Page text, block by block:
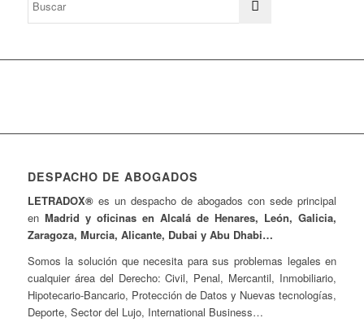
DESPACHO DE ABOGADOS
LETRADOX®es un despacho de abogados con sede principal
en Madrid y oficinas en Alcalá de Henares, León, Galicia,
Zaragoza, Murcia, Alicante, Dubai y Abu Dhabi…
Somos la solución que necesita para sus problemas legales en
cualquier área del Derecho: Civil, Penal, Mercantil, Inmobiliario,
Hipotecario-Bancario, Protección de Datos y Nuevas tecnologías,
Deporte, Sector del Lujo, International Business…